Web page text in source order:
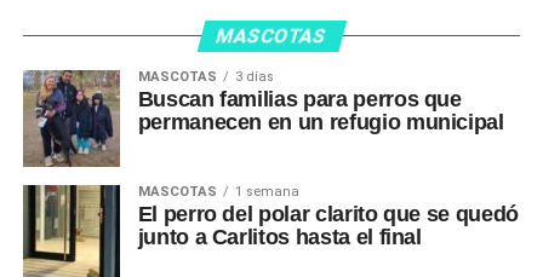
MASCOTAS
MASCOTAS 3 días
Buscan familias para perros que
permanecen en un refugio municipal
MASCOTAS 1 semana
El perro del polar clarito que se quedó
junto a Carlitos hasta el final